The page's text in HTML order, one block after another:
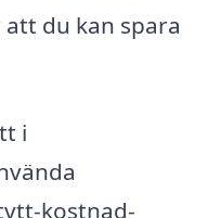
du kan spara
i
kostnad-